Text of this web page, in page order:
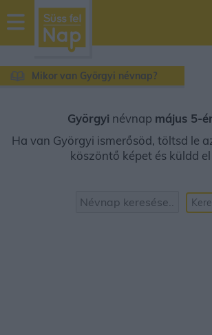
sussfelnap.hu
időjárás
Mikor van Györgyi névnap?
Györgyi névnap május 5-
Ha van Györgyi ismerősöd, töltsd le
köszöntő képet és küldd